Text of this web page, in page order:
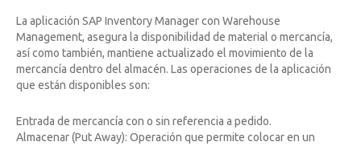
La aplicación SAP Inventory Manager con Warehouse
Management, asegura la disponibilidad de material o mercancía,
así como también, mantiene actualizado el movimiento de la
mercancía dentro del almacén. Las operaciones de la aplicación
que están disponibles son:
Entrada de mercancía con o sin referencia a pedido.
Almacenar (Put Away): Operación que permite colocar en un